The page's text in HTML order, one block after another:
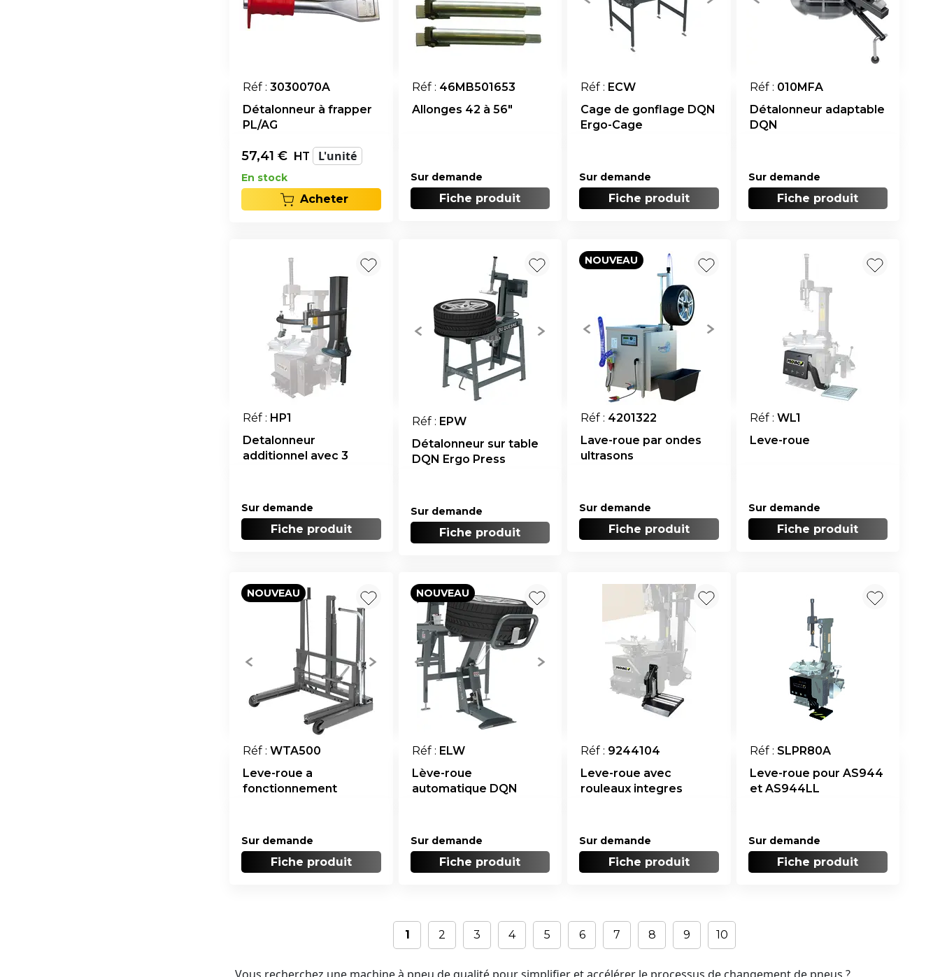
Réf : 3030070A
Détalonneur à frapper
PL/AG
57,41 € HT L'unité
En stock
Acheter
Réf : 46MB501653
Allonges 42 à 56"
Sur demande
Fiche produit
Réf : ECW
Cage de gonflage DQN
Ergo-Cage
Sur demande
Fiche produit
Réf : 010MFA
Détalonneur adaptable
DQN
Sur demande
Fiche produit
Réf : HP1
Detalonneur
additionnel avec 3
Sur demande
Fiche produit
Réf : EPW
Détalonneur sur table
DQN Ergo Press
Sur demande
Fiche produit
NOUVEAU
Réf : 4201322
Lave-roue par ondes
ultrasons
Sur demande
Fiche produit
Réf : WL1
Leve-roue
Sur demande
Fiche produit
NOUVEAU
Réf : WTA500
Leve-roue a
fonctionnement
Sur demande
Fiche produit
NOUVEAU
Réf : ELW
Lève-roue
automatique DQN
Sur demande
Fiche produit
Réf : 9244104
Leve-roue avec
rouleaux integres
Sur demande
Fiche produit
Réf : SLPR80A
Leve-roue pour AS944
et AS944LL
Sur demande
Fiche produit
1 2 3 4 5 6 7 8 9 10